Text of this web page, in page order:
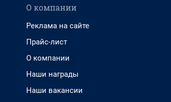
О компании
Реклама на сайте
Прайс-лист
О компании
Наши награды
Наши вакансии